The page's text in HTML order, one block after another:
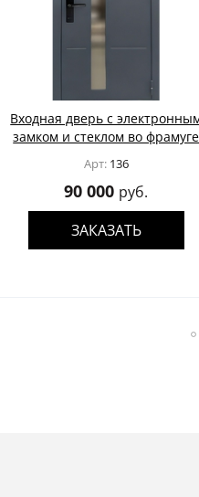
Входная дверь с
замком и стеклом во фрамуге
Арт:136
90 000 руб.
ЗАКАЗАТЬ